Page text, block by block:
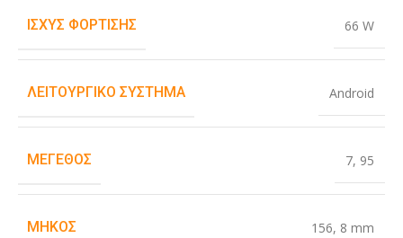
ΙΣΧΎΣ ΦΌΡΤΙΣΗΣ 66 W
ΛΕΙΤΟΥΡΓΙΚΌ ΣΎΣΤΗΜΑ Android
ΜΈΓΕΘΟΣ 7, 95
ΜΉΚΟΣ 156, 8 mm